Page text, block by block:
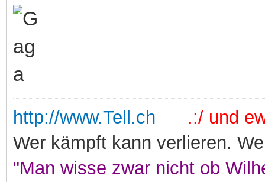
http://www.Tell.ch
.:/ und
Wer kämpft kann verlieren.
"Man wisse zwar nicht ob